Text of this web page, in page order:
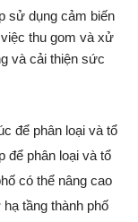
sử dụng cảm biến
thu gom và xử
và cải thiện sức
để phân loại và tổ
để phân loại và tổ
có thể nâng cao
tầng thành phố